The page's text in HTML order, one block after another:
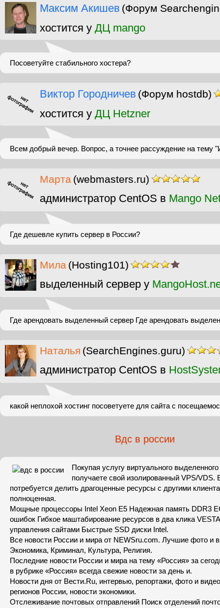
Максим Акишев (Форум
хостится у ДЦ mango
Посоветуйте стабильного хостера?
Виктор Городничев (Форум hostdb)
хостится у ДЦ Hetzner
Всем добрый вечер. Вопрос, а точнее рассуждение на тему
Марта (webmasters.ru)
администратор CentOS в Mango
Где дешевле купить сервер в России?
Мила (Hosting101)
выделенный сервер у
Где арендовать выделенный сервер Где арендовать
Наталья (SearchEngines.guru)
администратор CentOS в
какой неплохой хостинг посоветуете для сайта с
Вдс в россии
Покупая услугу виртуального
получаете свой изолированный VPS/VDS.
потребуется делить драгоценные ресурсы с другими
полноценная.
Мощные процессоры Intel Xeon E5 Надежная память DDR3
ошибок Гибкое маштабирование ресурсов в два клика
управления сайтами Быстрые SSD диски Intel.
Все новости России и мира от NEWSru.com. Лучшие фото и
Экономика, Криминал, Культура, Религия.
Последние новости России и мира на тему «Россия» за
в рубрике «Россия» всегда свежие новости за день и.
Новости дня от Вести.Ru, интервью, репортажи, фото и
регионов России, новости экономики.
Отслеживание почтовых отправлений Поиск отделений